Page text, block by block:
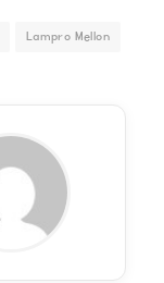
Lampro Mellon